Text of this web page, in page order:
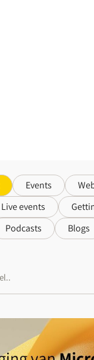
Events
Live events
Podcasts Blogs